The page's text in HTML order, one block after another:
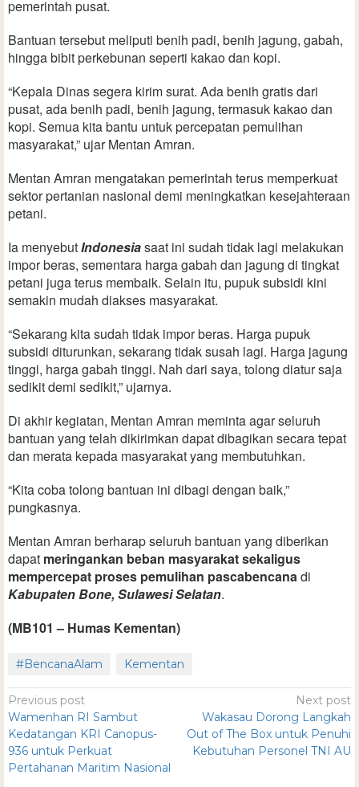
pemerintah pusat.
Bantuan tersebut meliputi benih padi, benih jagung, gabah,
hingga bibit perkebunan seperti kakao dan kopi.
“Kepala Dinas segera kirim surat. Ada benih gratis dari
pusat, ada benih padi, benih jagung, termasuk kakao dan
kopi. Semua kita bantu untuk percepatan pemulihan
masyarakat,” ujar Mentan Amran.
Mentan Amran mengatakan pemerintah terus memperkuat
sektor pertanian nasional demi meningkatkan kesejahteraan
petani.
Ia menyebutIndonesiasaat ini sudah tidak lagi melakukan
impor beras, sementara harga gabah dan jagung di tingkat
petani juga terus membaik. Selain itu, pupuk subsidi kini
semakin mudah diakses masyarakat.
“Sekarang kita sudah tidak impor beras. Harga pupuk
subsidi diturunkan, sekarang tidak susah lagi. Harga jagung
tinggi, harga gabah tinggi. Nah dari saya, tolong diatur saja
sedikit demi sedikit,” ujarnya.
Di akhir kegiatan, Mentan Amran meminta agar seluruh
bantuan yang telah dikirimkan dapat dibagikan secara tepat
dan merata kepada masyarakat yang membutuhkan.
“Kita coba tolong bantuan ini dibagi dengan baik,”
pungkasnya.
Mentan Amran berharap seluruh bantuan yang diberikan
dapat meringankan beban masyarakat sekaligus
mempercepat proses pemulihan pascabencanadi
Kabupaten Bone, Sulawesi Selatan.
(MB101 – Humas Kementan)
#BencanaAlam Kementan
Previous post
Wamenhan RI Sambut
Kedatangan KRI Canopus-
936 untuk Perkuat
Pertahanan Maritim Nasional
Next post
Wakasau Dorong Langkah
Out of The Box untuk Penuhi
Kebutuhan Personel TNI AU